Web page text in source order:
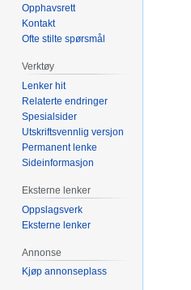
Opphavsrett
Kontakt
Ofte stilte spørsmål
Verktøy
Lenker hit
Relaterte endringer
Spesialsider
Utskriftsvennlig versjon
Permanent lenke
Sideinformasjon
Eksterne lenker
Oppslagsverk
Eksterne lenker
Annonse
Kjøp annonseplass